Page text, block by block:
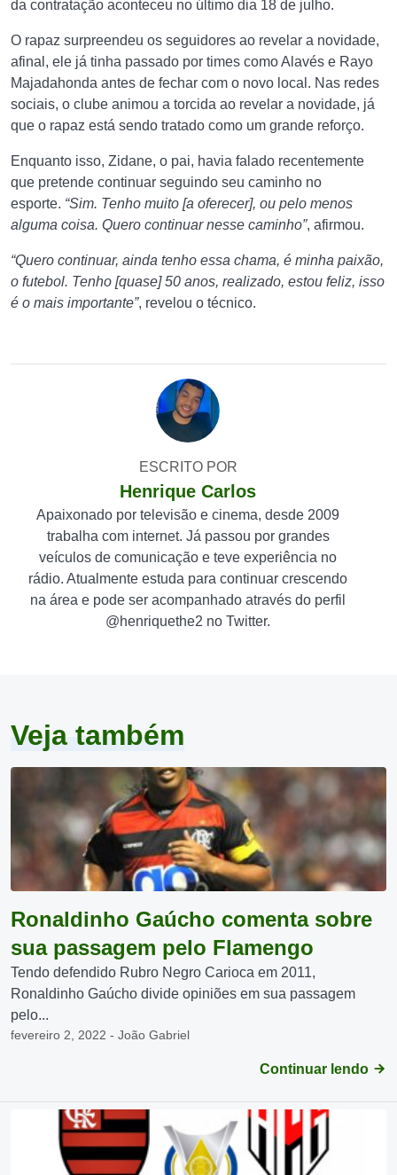
da contratação aconteceu no último dia 18 de julho.
O rapaz surpreendeu os seguidores ao revelar a novidade,
afinal, ele já tinha passado por times como Alavés e Rayo
Majadahonda antes de fechar com o novo local. Nas redes
sociais, o clube animou a torcida ao revelar a novidade, já
que o rapaz está sendo tratado como um grande reforço.
Enquanto isso, Zidane, o pai, havia falado recentemente
que pretende continuar seguindo seu caminho no
esporte. “Sim. Tenho muito [a oferecer], ou pelo menos
alguma coisa. Quero continuar nesse caminho”, afirmou.
“Quero continuar, ainda tenho essa chama, é minha paixão,
o futebol. Tenho [quase] 50 anos, realizado, estou feliz, isso
é o mais importante”, revelou o técnico.
ESCRITO POR
Henrique Carlos
Apaixonado por televisão e cinema, desde 2009
trabalha com internet. Já passou por grandes
veículos de comunicação e teve experiência no
rádio. Atualmente estuda para continuar crescendo
na área e pode ser acompanhado através do perfil
@henriquethe2 no Twitter.
Veja também
Ronaldinho Gaúcho comenta sobre
sua passagem pelo Flamengo
Tendo defendido Rubro Negro Carioca em 2011,
Ronaldinho Gaúcho divide opiniões em sua passagem
pelo...
fevereiro 2, 2022 - João Gabriel
Continuar lendo